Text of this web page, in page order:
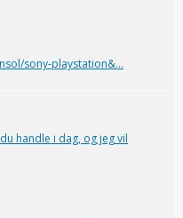
sony-playstation&...
handle i dag, og jeg vil